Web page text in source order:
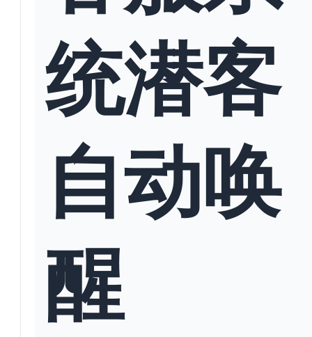
统潜客
自动唤
醒